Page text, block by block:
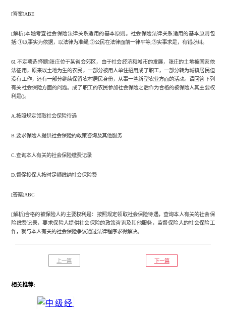
[答案]ABE
[解析]本题考査社会保险法律关系适用的基本原则。社会保险法律关系适用的基本原则包
括:①以事实为依据，以法律为准绳;②公民在法律面前一律平等;③实事求是，有错必纠。
6[.不定项选择题]张庄位于某省会郊区，由于社会经济和城市的发展，张庄的土地被国家依
法征用，原来以土地为生的农民，一部分被用人单住招用成了职工，一部分转为城镇居民但
没有工作，还有一部分继续保留农村居民身份，从事一些新型农业方面的活动。请回答下列
有关社会保险方面的问题。成了职工的农民参加社会保险之后作为合格的被保险人其主要权
利是()。
A.按照规定领取社会保险待遇
B.要求保险人提供社会保险的政策咨询及其他服务
C.查询本人有关的社会保险缴费记录
D.督促投保人按时足额缴纳社会保险费
[答案]ABC
[解析]合格的被保险人的主要权利是：按照规定领取社会保险待遇，查询本人有关的社会保
险缴费记录，要求保险人提供社会保险的政策咨询及其他服务，监督保险人的社会保险工
作，就与本人有关的社会保险争议通过法律程序求得解决。
上一篇 下一篇
相关推荐: